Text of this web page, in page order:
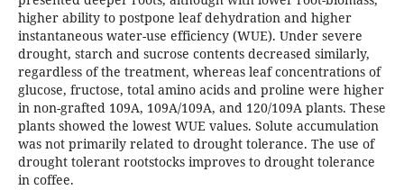
higher ability to postpone leaf dehydration and higher
instantaneous water-use efficiency (WUE). Under severe
drought, starch and sucrose contents decreased similarly,
regardless of the treatment, whereas leaf concentrations of
glucose, fructose, total amino acids and proline were higher
in non-grafted 109A, 109A/109A, and 120/109A plants. These
plants showed the lowest WUE values. Solute accumulation
was not primarily related to drought tolerance. The use of
drought tolerant rootstocks improves to drought tolerance
in coffee.